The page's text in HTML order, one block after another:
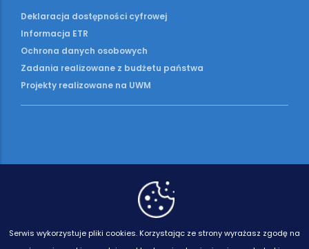
Deklaracja dostępności cyfrowej
Informacja ETR
Ochrona danych osobowych
Zadania realizowane z budżetu państwa
Projekty realizowane na UWM
Serwis wykorzystuje pliki cookies. Korzystając ze strony wyrażasz zgodę na